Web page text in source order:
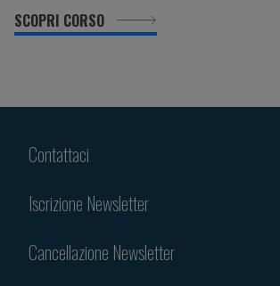
SCOPRI CORSO
Contattaci
Iscrizione Newsletter
Cancellazione Newsletter